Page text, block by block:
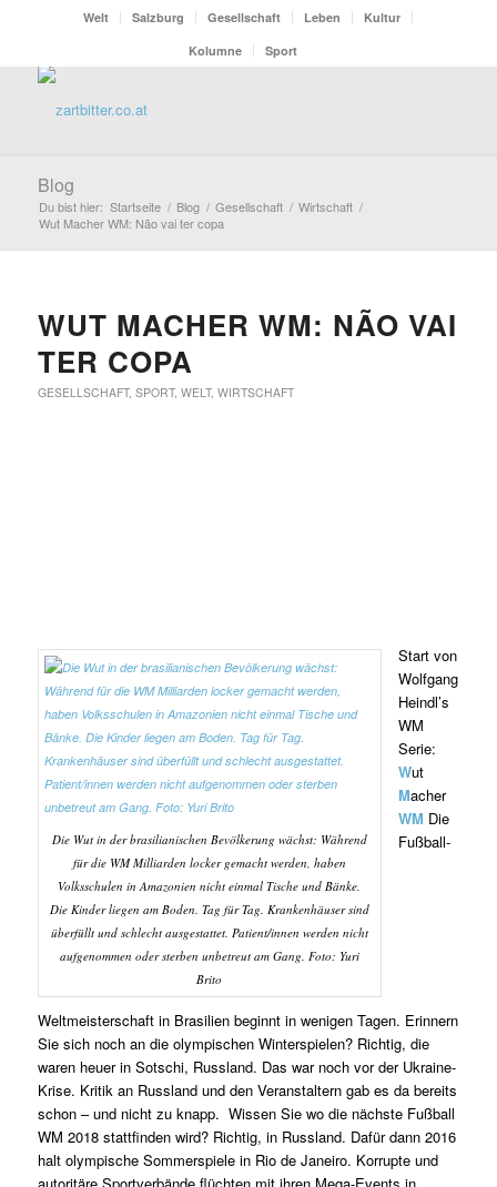
Welt Salzburg Gesellschaft Leben
Kultur
Kolumne
Sport
Blog
Du bist hier: Startseite / Blog / Gesellschaft / Wirtschaft /
Wut Macher WM: Não vai ter copa
WUT MACHER WM: NÃO VAI
TER COPA
GESELLSCHAFT, SPORT, WELT, WIRTSCHAFT
Die Wut in der brasilianischen Bevölkerung wächst: Während
für die WM Milliarden locker gemacht werden, haben
Volksschulen in Amazonien nicht einmal Tische und Bänke.
Die Kinder liegen am Boden. Tag für Tag. Krankenhäuser sind
überfüllt und schlecht ausgestattet. Patient/innen werden nicht
aufgenommen oder sterben unbetreut am Gang. Foto: Yuri
Brito
Start von
Wolfgang
Heindl’s
WM
Serie:
Wut
Macher
WM Die
Fußball-
Weltmeisterschaft in Brasilien beginnt in wenigen Tagen. Erinnern
Sie sich noch an die olympischen Winterspielen? Richtig, die
waren heuer in Sotschi, Russland. Das war noch vor der Ukraine-
Krise. Kritik an Russland und den Veranstaltern gab es da bereits
schon – und nicht zu knapp. Wissen Sie wo die nächste Fußball
WM 2018 stattfinden wird? Richtig, in Russland. Dafür dann 2016
halt olympische Sommerspiele in Rio de Janeiro. Korrupte und